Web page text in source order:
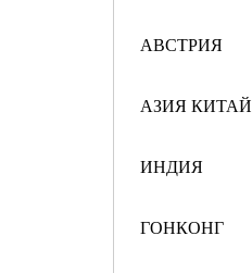
АВСТРИЯ
АЗИЯ КИТАЙ
ИНДИЯ
ГОНКОНГ